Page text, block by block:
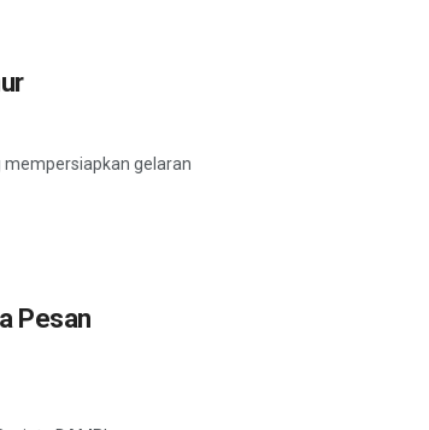
mempersiapkan gelaran
Pesan